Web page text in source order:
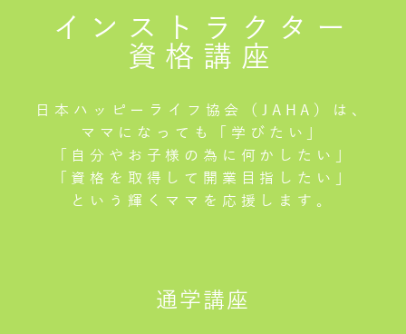
インストラクター
資格講座
日本ハッピーライフ協会（JAHA）は、
ママになっても「学びたい」
「自分やお子様の為に何かしたい」
「資格を取得して開業目指したい」
という輝くママを応援します。
通学講座